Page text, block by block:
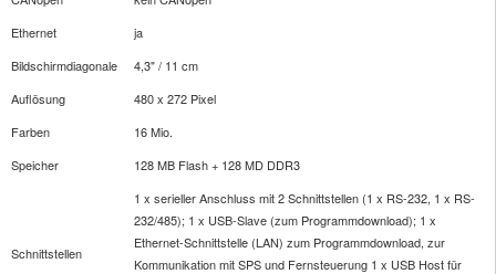
Ethernet
ja
Bildschirmdiagonale
4,3" / 11 cm
Auflösung
480 x 272 Pixel
Farben
16 Mio.
Speicher
128 MB Flash + 128 MD DDR3
Schnittstellen
1 x serieller Anschluss mit 2 Schnittstellen (1 x RS-232, 1 x RS-
232/485); 1 x USB-Slave (zum Programmdownload); 1 x
Ethernet-Schnittstelle (LAN) zum Programmdownload, zur
Kommunikation mit SPS und Fernsteuerung 1 x USB Host für